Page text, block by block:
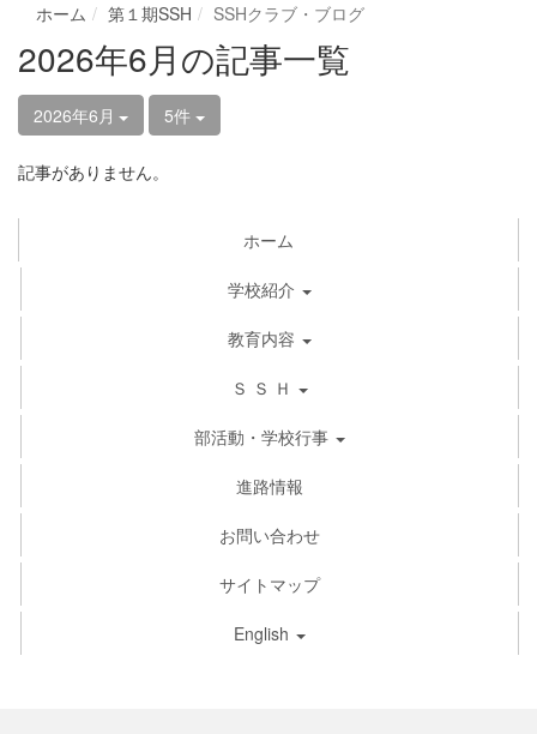
ホーム 第１期SSH SSHクラブ・ブログ
2026年6月の記事一覧
2026年6月 5件
記事がありません。
ホーム
学校紹介
教育内容
Ｓ Ｓ Ｈ
部活動・学校行事
進路情報
お問い合わせ
サイトマップ
English